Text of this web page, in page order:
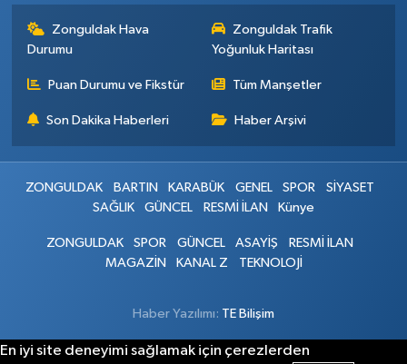
Zonguldak Hava
Durumu
Zonguldak Trafik
Yoğunluk Haritası
Puan Durumu ve Fikstür Tüm Manşetler
Son Dakika Haberleri Haber Arşivi
ZONGULDAK BARTIN KARABÜK GENEL SPOR
SİYASET
SAĞLIK
GÜNCEL RESMİ İLAN Künye
ZONGULDAK SPOR GÜNCEL ASAYİŞ
RESMİ İLAN
MAGAZİN
KANAL Z TEKNOLOJİ
Haber Yazılımı: TE Bilişim
En iyi site deneyimi sağlamak için çerezlerden